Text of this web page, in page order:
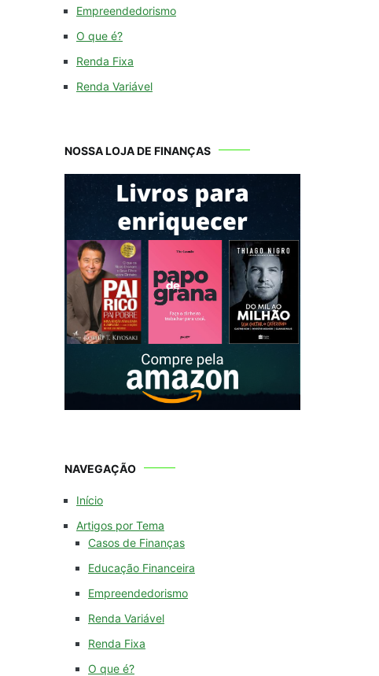
Empreendedorismo
O que é?
Renda Fixa
Renda Variável
NOSSA LOJA DE FINANÇAS
NAVEGAÇÃO
Início
Artigos por Tema
Casos de Finanças
Educação Financeira
Empreendedorismo
Renda Variável
Renda Fixa
O que é?